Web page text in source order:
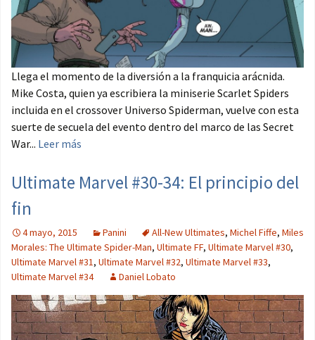
Llega el momento de la diversión a la franquicia arácnida.
Mike Costa, quien ya escribiera la miniserie Scarlet Spiders
incluida en el crossover Universo Spiderman, vuelve con esta
suerte de secuela del evento dentro del marco de las Secret
War... Leer más
Ultimate Marvel #30-34: El principio del
fin
4 mayo, 2015 Panini All-New Ultimates, Michel Fiffe, Miles
Morales: The Ultimate Spider-Man, Ultimate FF, Ultimate Marvel #30,
Ultimate Marvel #31, Ultimate Marvel #32, Ultimate Marvel #33,
Ultimate Marvel #34
Daniel Lobato